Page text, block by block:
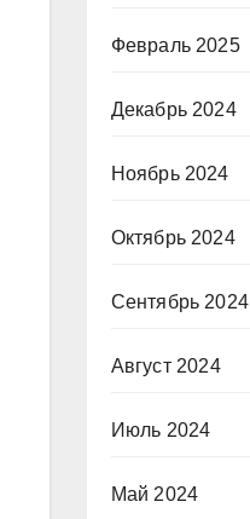
Февраль 2025
Декабрь 2024
Ноябрь 2024
Октябрь 2024
Сентябрь 2024
Август 2024
Июль 2024
Май 2024